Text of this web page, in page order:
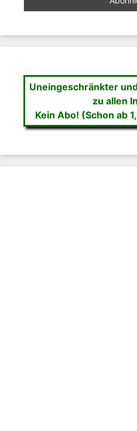
Uneingeschränkter
zu allen
Kein Abo! (Schon ab